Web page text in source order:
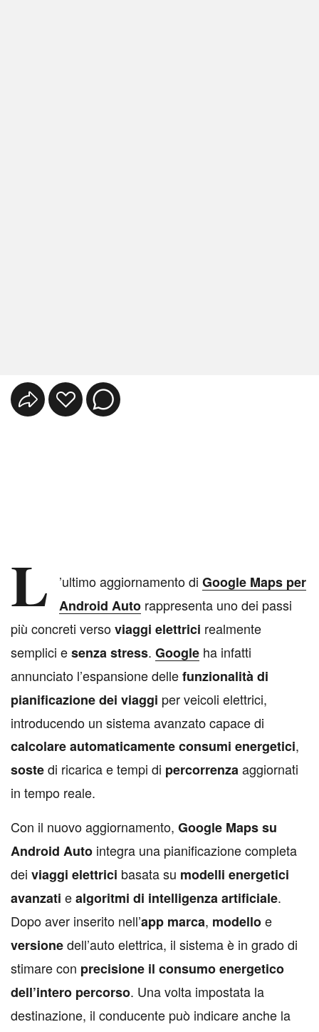
L ’ultimo aggiornamento di Google Maps per
Android Auto rappresenta uno dei passi
più concreti versoviaggi elettrici realmente
semplici esenza stress. Google ha infatti
annunciato l’espansione dellefunzionalità di
pianificazione dei viaggi per veicoli elettrici,
introducendo un sistema avanzato capace di
calcolare automaticamente consumi energetici,
sostedi ricarica e tempi di percorrenzaaggiornati
in tempo reale.
Con il nuovo aggiornamento, Google Maps su
Android Auto integra una pianificazione completa
dei viaggi elettrici basata su modelli energetici
avanzati ealgoritmi di intelligenza artificiale.
Dopo aver inserito nell’app marca, modelloe
versionedell’auto elettrica, il sistema è in grado di
stimare con precisione il consumo energetico
dell’intero percorso. Una volta impostata la
destinazione, il conducente può indicare anche la